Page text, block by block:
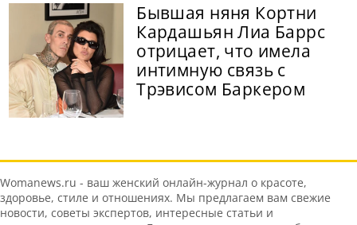
Бывшая няня Кортни
Кардашьян Лиа Баррс
отрицает, что имела
интимную связь с
Трэвисом Баркером
Womanews.ru - ваш женский онлайн-журнал о красоте,
здоровье, стиле и отношениях. Мы предлагаем вам свежие
новости, советы экспертов, интересные статьи и